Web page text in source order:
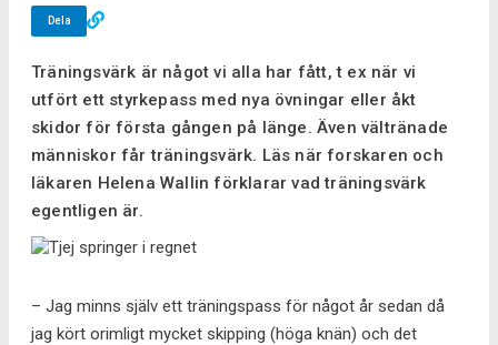
Dela
Träningsvärk är något vi alla har fått, t ex när vi
utfört ett styrkepass med nya övningar eller åkt
skidor för första gången på länge. Även vältränade
människor får träningsvärk. Läs när forskaren och
läkaren Helena Wallin förklarar vad träningsvärk
egentligen är.
– Jag minns själv ett träningspass för något år sedan då
jag kört orimligt mycket skipping (höga knän) och det